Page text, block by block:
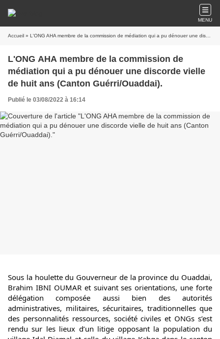
MENU
Accueil » L'ONG AHA membre de la commission de médiation qui a pu dénouer une discorde vielle de huit ans (Canton Guérri/Ouaddai).
L'ONG AHA membre de la commission de
médiation qui a pu dénouer une discorde vielle
de huit ans (Canton Guérri/Ouaddai).
Publié le 03/08/2022 à 16:14
Sous la houlette du Gouverneur de la province du Ouaddai,
Brahim IBNI OUMAR et suivant ses orientations, une forte
délégation composée aussi bien des autorités
administratives, militaires, sécuritaires, traditionnelles que
des personnalités ressources, société civiles et ONGs s’est
rendu sur les lieux d’un litige opposant la population du